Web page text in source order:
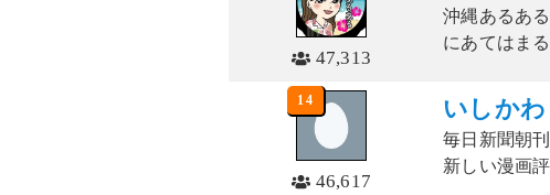
47,313
沖縄あるあ
にあてはま
14
46,617
いしか
毎日新聞朝
新しい漫画